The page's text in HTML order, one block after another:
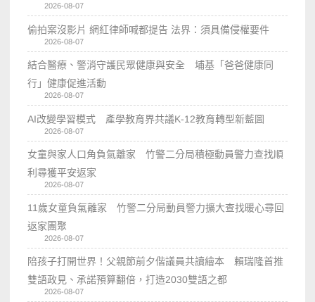
2026-08-07
偷拍案沒影片 網紅律師喊都提告 法界：須具備侵權要件
2026-08-07
結合醫療、警消守護民眾健康與安全 埔基「爸爸健康同
行」健康促進活動
2026-08-07
AI改變學習模式 產學教育界共議K-12教育轉型新藍圖
2026-08-07
女童與家人口角負氣離家 竹警二分局積極動員警力查找順
利尋獲平安返家
2026-08-07
11歲女童負氣離家 竹警二分局動員警力擴大查找暖心尋回
返家團聚
2026-08-07
陪孩子打開世界！父親節前夕偕議員共讀繪本 賴瑞隆首推
雙語政見、承諾預算翻倍，打造2030雙語之都
2026-08-07